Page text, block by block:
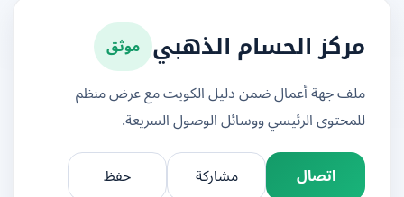
مركز الحسام الذهبي موثق
ملف جهة أعمال ضمن دليل الكويت مع عرض منظم
للمحتوى الرئيسي ووسائل الوصول السريعة.
اتصال
مشاركة